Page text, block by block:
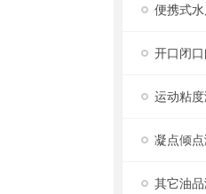
便携式
开口闭
运动粘
凝点倾
其它油